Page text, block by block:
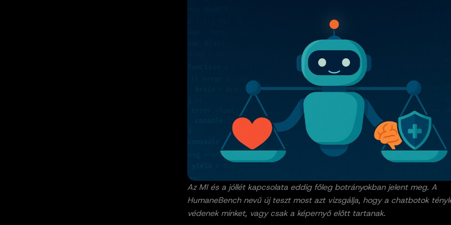
Az MI és a jóllét kapcsolata eddig főleg botrányokban jelent meg. A
HumaneBench nevű új teszt most azt vizsgálja, hogy a chatbotok
védenek minket, vagy csak a képernyő előtt tartanak.